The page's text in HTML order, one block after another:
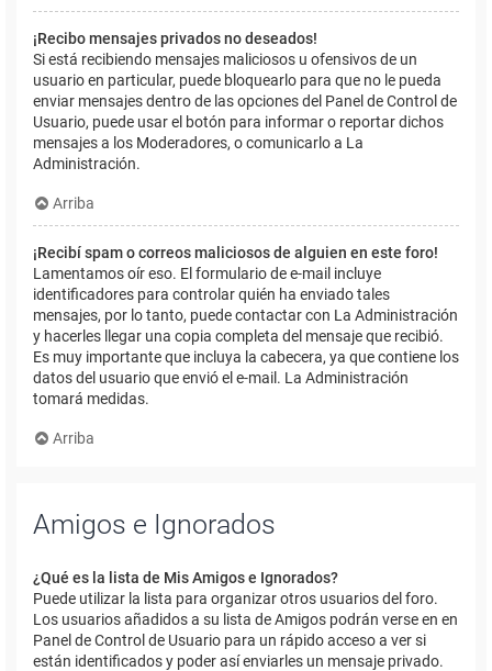
¡Recibo mensajes privados no deseados!
Si está recibiendo mensajes maliciosos u ofensivos de un
usuario en particular, puede bloquearlo para que no le pueda
enviar mensajes dentro de las opciones del Panel de Control de
Usuario, puede usar el botón para informar o reportar dichos
mensajes a los Moderadores, o comunicarlo a La
Administración.
Arriba
¡Recibí spam o correos maliciosos de alguien en este foro!
Lamentamos oír eso. El formulario de e-mail incluye
identificadores para controlar quién ha enviado tales
mensajes, por lo tanto, puede contactar con La Administración
y hacerles llegar una copia completa del mensaje que recibió.
Es muy importante que incluya la cabecera, ya que contiene los
datos del usuario que envió el e-mail. La Administración
tomará medidas.
Arriba
Amigos e Ignorados
¿Qué es la lista de Mis Amigos e Ignorados?
Puede utilizar la lista para organizar otros usuarios del foro.
Los usuarios añadidos a su lista de Amigos podrán verse en en
Panel de Control de Usuario para un rápido acceso a ver si
están identificados y poder así enviarles un mensaje privado.